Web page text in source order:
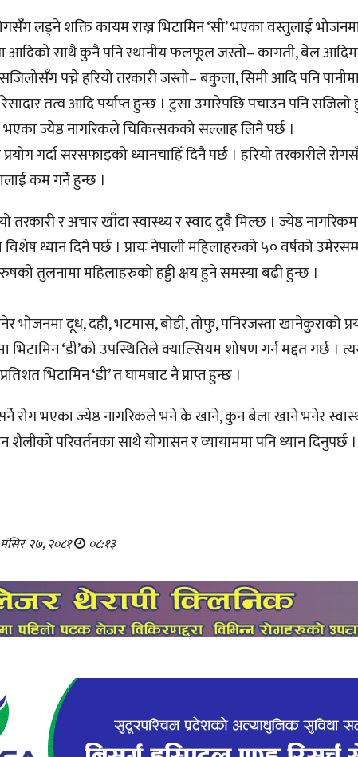
लड्ने शक्ति कायम राख्न भिटामिन ‘सी’ भएका वस्तुलाई
साथै कुनै पनि स्थानीय फलफूल जस्तो– कागती, बेल आदिमा
पच्ने हरियो तरकारी जस्तो– बकुला, सिमी आदि पनि
रेसादार तत्व आदि पर्याप्त हुन्छ । टुसा उमारेपछि पचाउन पनि सजिलो
ज्येष्ठ नागरिकले चिकित्सकको सल्लाह लिनै पर्छ ।
गर्दा सरसफाइको ध्यानचाहिँ दिनै पर्छ । हरियो तरकारीले
कम गर्ने हुन्छ ।
तरकारी र अचार खाँदा स्वास्थ्य र स्वाद दुवै मिल्छ । ज्येष्ठ
ध्यान दिनै पर्छ । प्रायः नेपाली महिलाहरुको ५० वर्षको
तुलनामा महिलाहरुको हड्डी क्षय हुने समस्या बढी हुन्छ ।
भोजनमा दूध, दही, भटमास, बोडी, तोफु, पनिरजस्ता खानेकुुराको
‘डी’को उपस्थितिले क्याल्सियम शोषण गर्न मद्दत गर्छ ।
भिटामिन ‘डी’ त घामबाट नै प्राप्त हुन्छ ।
रोग भएका ज्येष्ठ नागरिकले भने के खाने, कुन बेला खाने भनेर
शैलीको परिवर्तनका साथै योगासन र व्यायाममा पनि ध्यान दिनुपर्छ ।
मंसिर २७, २०८१ ०८:१३